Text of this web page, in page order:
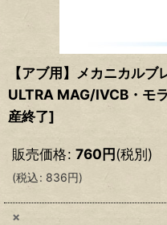
【アブ用】メカニカル
ULTRA MAG/IVCB・モ
産終了]
販売価格: 760円(税別)
(税込: 836円)
×